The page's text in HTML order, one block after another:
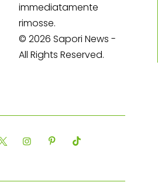
immediatamente
rimosse.
© 2026 Sapori News -
All Rights Reserved.